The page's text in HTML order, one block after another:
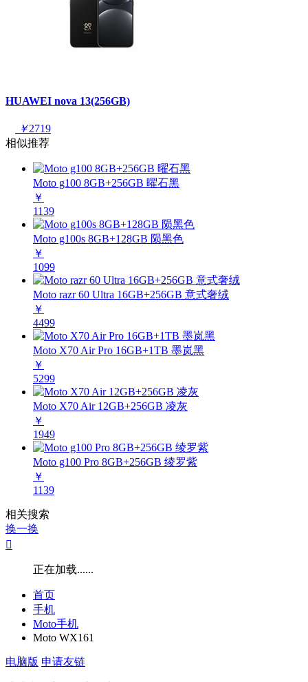
HUAWEI nova 13(256GB)
￥2719
相似推荐
Moto g100 8GB+256GB 曜石黑
￥
1139
Moto g100s 8GB+128GB 陨黑色
￥
1099
Moto razr 60 Ultra 16GB+256GB 意式奢绒
￥
4499
Moto X70 Air Pro 16GB+1TB 墨岚黑
￥
5299
Moto X70 Air 12GB+256GB 凌灰
￥
1949
Moto g100 Pro 8GB+256GB 绫罗紫
￥
1139
相关搜索
换一换

正在加载......
首页
手机
Moto手机
Moto WX161
电脑版 申请友链